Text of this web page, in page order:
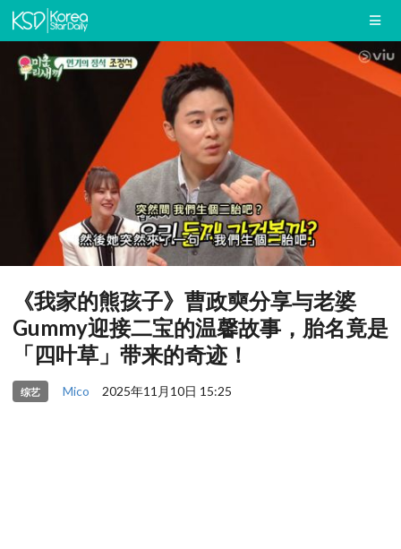
《我家的熊孩子》曹政奭分享与老婆
Gummy迎接二宝的温馨故事，胎名竟是
「四叶草」带来的奇迹！
综艺 Mico 2025年11月10日 15:25